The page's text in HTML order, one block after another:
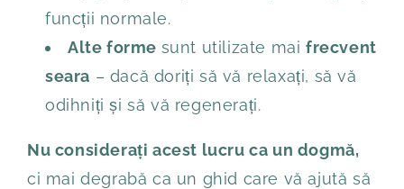
funcții normale.
Alte forme sunt utilizate maifrecvent
seara – dacă doriți să vă relaxați, să vă
odihniți și să vă regenerați.
Nu considerați acest lucru ca un dogmă,
ci mai degrabă ca un ghid care vă ajută să